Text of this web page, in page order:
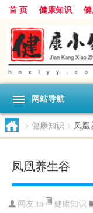
首 页 健康知识
网站导航
> 健康知识 > 凤凰
凤凰养生谷
网友:fh 健康知识